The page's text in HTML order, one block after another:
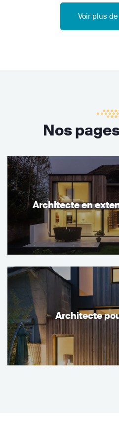
Voir plus
Nos
Architecte en
Architecte